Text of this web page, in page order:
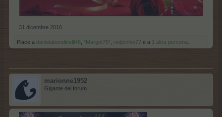
31 dicembre 2016
Piace a danielabendinelli46 *Margot75* redjovhie77 e a 1 altra persona
marionne1952
Gigante del forum